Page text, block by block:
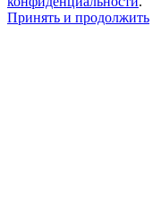
Принять и продолжить